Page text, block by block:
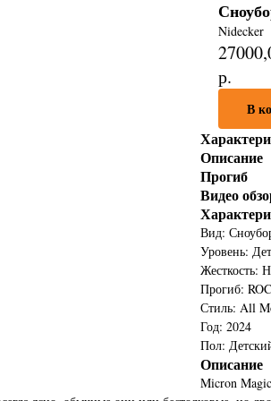
Nidecker
р.
В
Описание
Прогиб
Видео
Вид:
Уровень:
Жесткость:
Прогиб:
Стиль: All
Год: 2024
Пол:
Описание
Micron